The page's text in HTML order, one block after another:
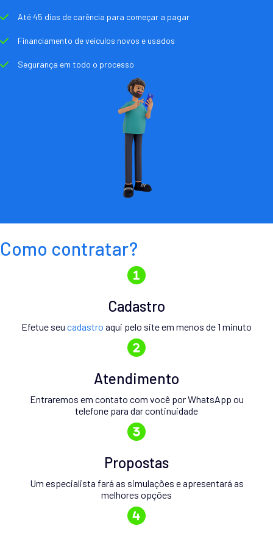
Até 45 dias de carência para começar a pagar
Financiamento de veículos novos e usados
Segurança em todo o processo
Como contratar?
Cadastro
Efetue seu cadastro aqui pelo site em menos de 1 minuto
Atendimento
Entraremos em contato com você por WhatsApp ou
telefone para dar continuidade
Propostas
Um especialista fará as simulações e apresentará as
melhores opções